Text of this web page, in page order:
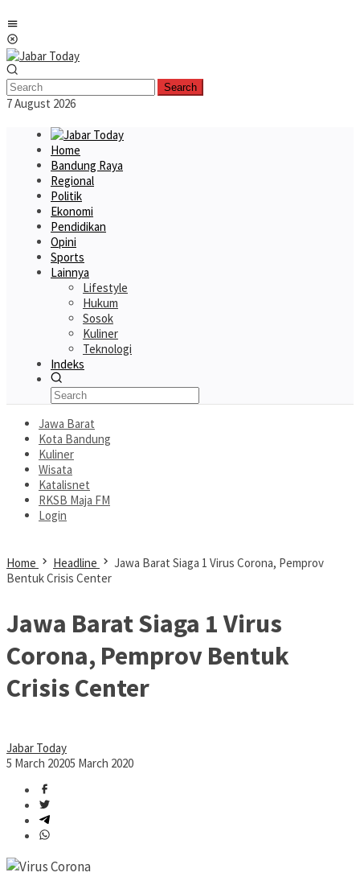
to
content
Search
7 August 2026
Home
Bandung Raya
Regional
Politik
Ekonomi
Pendidikan
Opini
Sports
Lainnya
Lifestyle
Hukum
Sosok
Kuliner
Teknologi
Indeks
Jawa Barat
Kota Bandung
Kuliner
Wisata
Katalisnet
RKSB Maja FM
Login
Home Headline
Jawa Barat Siaga 1 Virus Corona, Pemprov
Bentuk Crisis Center
Jawa Barat Siaga 1 Virus
Corona, Pemprov Bentuk
Crisis Center
Jabar Today
5 March 20205 March 2020